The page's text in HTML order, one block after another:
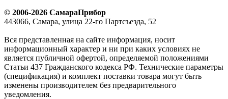
© 2006-2026 СамараПрибор
443066, Самара, улица 22-го Партсъезда, 52
Вся представленная на сайте информация, носит
информационный характер и ни при каких условиях не
является публичной офертой, определяемой положениями
Статьи 437 Гражданского кодекса РФ. Технические параметры
(спецификация) и комплект поставки товара могут быть
изменены производителем без предварительного
уведомления.